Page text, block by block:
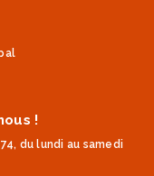
!
du lundi au samedi